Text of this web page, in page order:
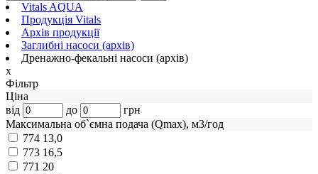
Vitals AQUA
Продукція Vitals
Архів продукції
Заглибні насоси (архів)
Дренажно-фекальні насоси (архів)
x
Фiльтр
Ціна
від
до
грн
Максимальна об`ємна подача (Qmax), м3/год
774 13,0
773 16,5
771 20